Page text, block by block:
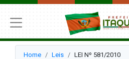
Home Leis LEI Nº 581/2010